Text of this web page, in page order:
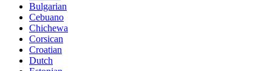
Bulgarian
Cebuano
Chichewa
Corsican
Croatian
Dutch